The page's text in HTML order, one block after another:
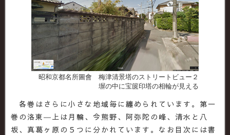
昭和京都名所圖會 梅津清景塔のストリートビュー２
塀の中に宝篋印塔の相輪が見える
各巻はさらに小さな地域毎に纏められています。第一
巻の洛東―上は月輪、今熊野、阿弥陀の峰、清水と八
坂、真葛ヶ原の５つに分かれています。なお目次には書